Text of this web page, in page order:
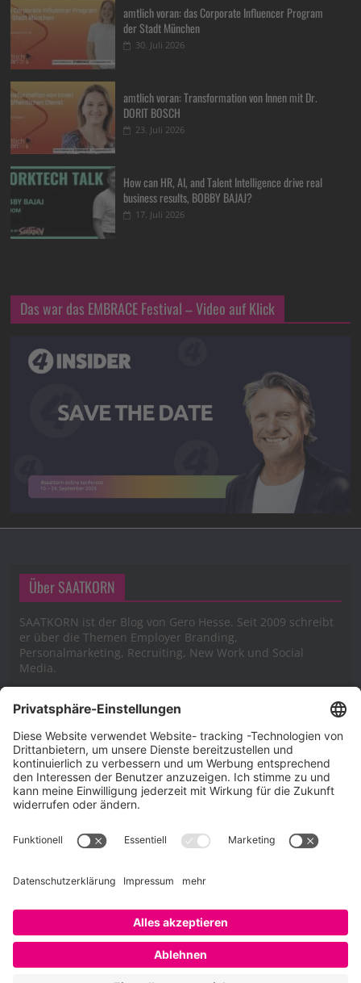
amtlich voran: das Corporate Influencer Program
der Stadt München
30. Juli 2026
amtlich voran: Transformation von Innen mit Dr.
DORIT BOSCH
23. Juli 2026
How can HR, AI, and Talent Intelligence drive real
business results, BOBBY BAJAJ?
17. Juli 2026
Das war das EMBRACE Festival – Video auf Klick
Über SAATKORN
SAATKORN ist der Blog von Gero Hesse. Seit 2009 schreibt
er über die Themen Employer Branding,
Personalmarketing, Recruiting, New Work und Social
Media.
Impressum
Impressum
Cookie-Richtlinie (EU)